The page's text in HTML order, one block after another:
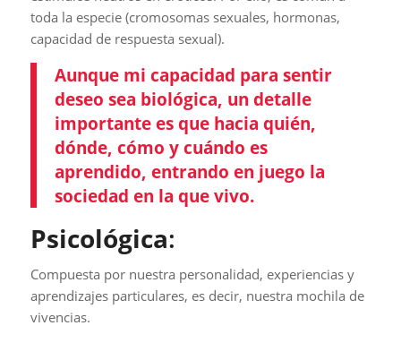
toda la especie (cromosomas sexuales, hormonas,
capacidad de respuesta sexual).
Aunque mi capacidad para sentir
deseo sea biológica, un detalle
importante es que hacia quién,
dónde, cómo y cuándo es
aprendido, entrando en juego la
sociedad en la que vivo.
Psicológica:
Compuesta por nuestra personalidad, experiencias y
aprendizajes particulares, es decir, nuestra mochila de
vivencias.